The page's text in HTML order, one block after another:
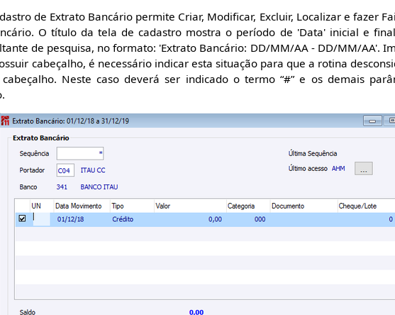
de Extrato Bancário permite Criar, Modificar, Excluir, Localizar e fazer
O título da tela de cadastro mostra o período de 'Data' inicial e
de pesquisa, no formato: 'Extrato Bancário: DD/MM/AA - DD/MM/AA'.
cabeçalho, é necessário indicar esta situação para que a rotina
Neste caso deverá ser indicado o termo “#” e os demais